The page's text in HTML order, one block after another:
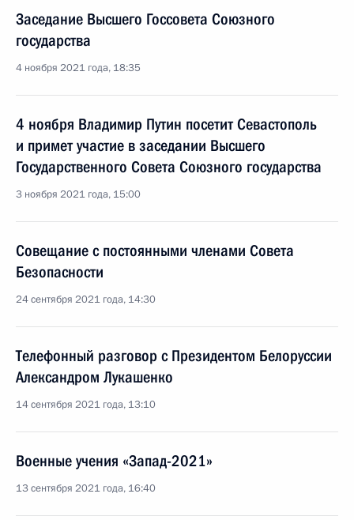
Заседание Высшего Госсовета Союзного
государства
4 ноября 2021 года, 18:35
4 ноября Владимир Путин посетит Севастополь
и примет участие в заседании Высшего
Государственного Совета Союзного государства
3 ноября 2021 года, 15:00
Совещание с постоянными членами Совета
Безопасности
24 сентября 2021 года, 14:30
Телефонный разговор с Президентом Белоруссии
Александром Лукашенко
14 сентября 2021 года, 13:10
Военные учения «Запад-2021»
13 сентября 2021 года, 16:40